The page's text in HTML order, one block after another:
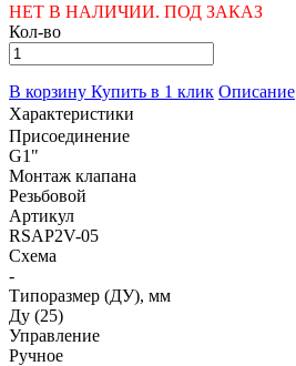
НЕТ В НАЛИЧИИ. ПОД ЗАКАЗ
Кол-во
В корзину Купить в 1 клик Описание
Характеристики
Присоединение
G1"
Монтаж клапана
Резьбовой
Артикул
RSAP2V-05
Схема
-
Типоразмер (ДУ), мм
Ду (25)
Управление
Ручное